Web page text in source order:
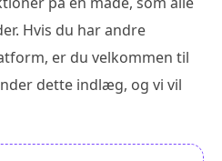
Hvis du har andre
er du velkommen til
dette indlæg, og vi vil